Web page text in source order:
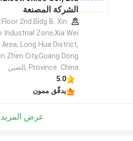
الشركة المصنعة
2nd.Bldg B. Xin
Industrial Zone,Xia Wei
Area, Long Hua District,
Zhen City,Guang Dong
Province. China ,الصين
5.0
يدقّق ممون
عرض المزيد